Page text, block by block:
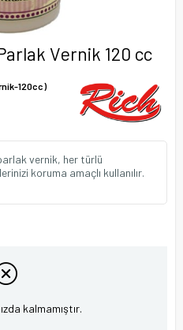
Vernik 120 cc
120cc)
vernik, her türlü
koruma amaçlı kullanılır.
kalmamıştır.